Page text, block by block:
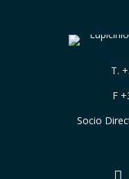
T.
F
Socio